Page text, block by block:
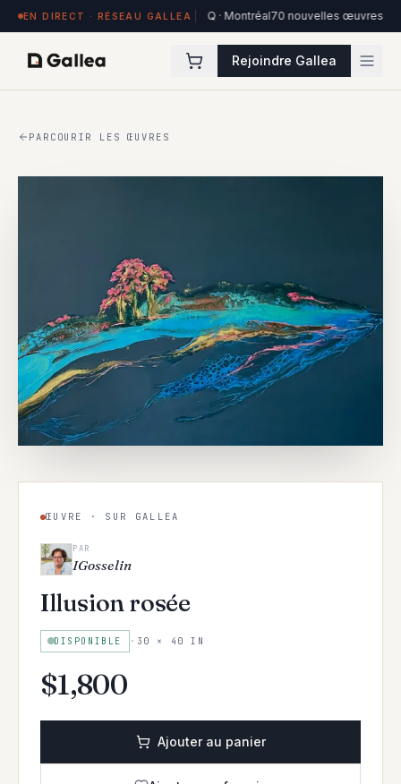
EN DIRECT · RÉSEAU GALLEA
exposées à Hôtel de l'ITHQ · Montréal70 nouvelles œuvres dans la
Rejoindre Gallea
PARCOURIR LES ŒUVRES
ŒUVRE · SUR GALLEA
PAR
IGosselin
Illusion rosée
DISPONIBLE · 30 × 40 IN
$1,800
Ajouter au panier